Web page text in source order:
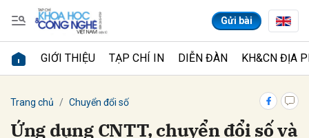
Gửi bài
GIỚI THIỆU TẠP CHÍ IN DIỄN ĐÀN KH&CN ĐỊA
Trang chủ Chuyển đổi số
Ứng dụng CNTT, chuyển đổi số và
Gửi bình luận